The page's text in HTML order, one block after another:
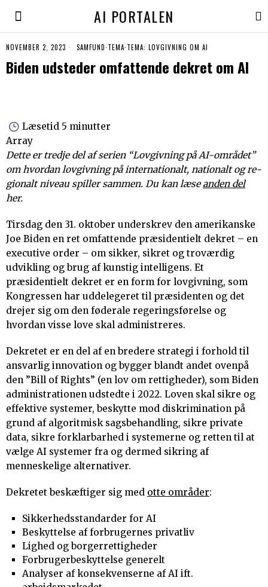
AI PORTALEN
NOVEMBER 2, 2023 SAMFUND·TEMA·TEMA: LOVGIVNING OM AI
Biden udsteder omfattende dekret om AI
Læsetid 5 minutter
Array
Det­te er tredje del af serien “Lov­giv­ning på AI-om­rå­det”
om hvor­dan lov­giv­ning på in­ter­na­tio­nalt, na­tio­nalt og re­
gio­nalt ni­veau spil­ler sam­men. Du kan læseanden del
her.
Tirsdag den 31. oktober underskrev den amerikanske
Joe Biden en ret omfattende præsidentielt dekret – en
executive order – om sikker, sikret og troværdig
udvikling og brug af kunstig intelligens. Et
præsidentielt dekret er en form for lovgivning, som
Kongressen har uddelegeret til præsidenten og det
drejer sig om den føderale regeringsførelse og
hvordan visse love skal administreres.
Dekretet er en del af en bredere strategi i forhold til
ansvarlig innovation og bygger blandt andet ovenpå
den ”Bill of Rights” (en lov om rettigheder), som Biden
administrationen udstedte i 2022. Loven skal sikre og
effektive systemer, beskytte mod diskrimination på
grund af algoritmisk sagsbehandling, sikre private
data, sikre forklarbarhed i systemerne og retten til at
vælge AI systemer fra og dermed sikring af
menneskelige alternativer.
Dekretet beskæftiger sig med otte områder:
Sikkerhedsstandarder for AI
Beskyttelse af forbrugernes privatliv
Lighed og borgerrettigheder
Forbrugerbeskyttelse generelt
Analyser af konsekvenserne af AI ift.